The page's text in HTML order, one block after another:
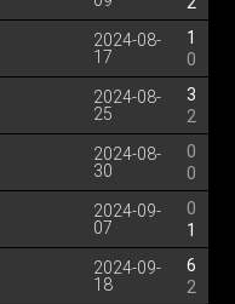
2024-08-
17
1
0
2024-08-
25
3
2
2024-08-
30
0
0
2024-09-
07
0
1
2024-09-
18
6
2